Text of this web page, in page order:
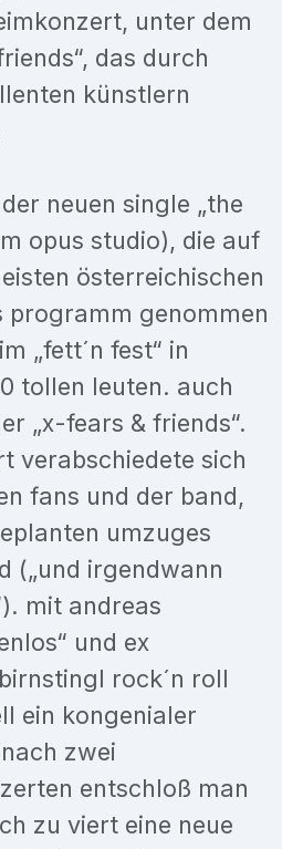
unter dem
das durch
künstlern
neuen single „the
opus studio), die auf
österreichischen
programm genommen
„fett´n fest“ in
tollen leuten. auch
„x-fears & friends“.
verabschiedete sich
fans und der band,
umzuges
(„und irgendwann
mit andreas
und ex
rock´n roll
ein kongenialer
zwei
entschloß man
zu viert eine neue